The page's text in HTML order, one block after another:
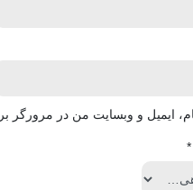
ایمیل و وبسایت من در مرورگر
*